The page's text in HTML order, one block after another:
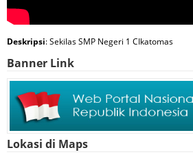
Deskripsi: Sekilas SMP Negeri 1 CIkatomas
Banner Link
Lokasi di Maps